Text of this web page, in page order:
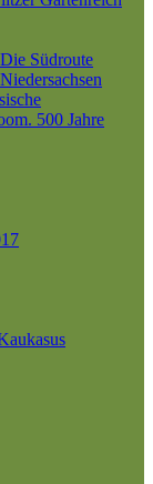
Südroute
500 Jahre